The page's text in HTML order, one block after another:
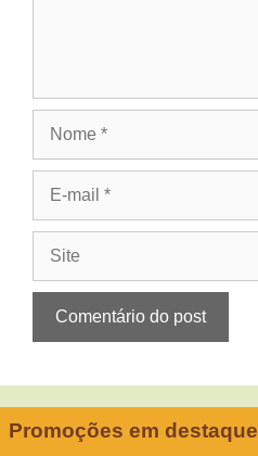
Promoções em destaque